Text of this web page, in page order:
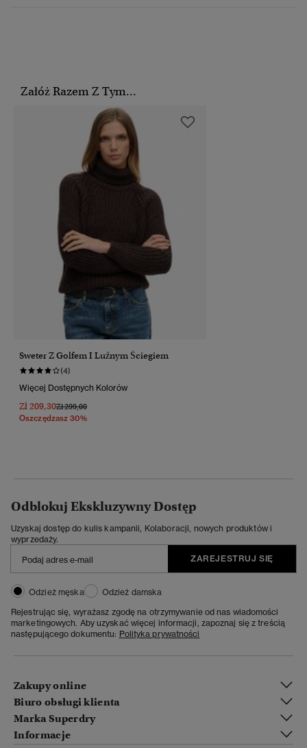
Załóż Razem Z Tym...
Sweter Z Golfem I Luźnym Ściegiem
(4)
Więcej Dostępnych Kolorów
Zł 209,30Cena Obniżona Od
Zł 299,00Do
Oszczędzasz 30%
Odblokuj Ekskluzywny Dostęp
Uzyskaj dostęp do kulis kampanii, Kolaboracji, nowych produktów i
wyprzedaży.
ZAREJESTRUJ SIĘ
Odzież męska
Odzież damska
Rejestrując się, wyrażasz zgodę na otrzymywanie od nas wiadomości
marketingowych. Aby uzyskać więcej informacji, zapoznaj się z treścią
następującego dokumentu: Polityka prywatności
Zakupy online
Biuro obsługi klienta
Marka Superdry
Informacje